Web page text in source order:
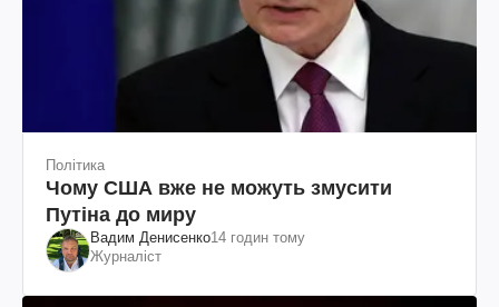
Політика
Чому США вже не можуть змусити
Путіна до миру
Вадим Денисенко14 годин тому
Журналіст